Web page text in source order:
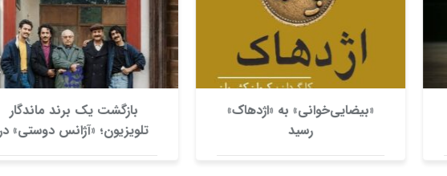
«بیضایی‌خوانی» به «اژدهاک»
رسید
بازگشت یک برند ماندگار
تلویزیون؛ «آژانس دوستی» در
آستانه تولید فصل دوم